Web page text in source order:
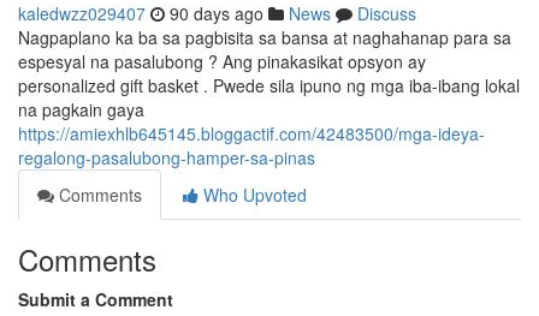
kaledwzz029407 90 days ago News
Discuss
Nagpaplano ka ba sa pagbisita sa bansa at naghahanap para sa
espesyal na pasalubong ? Ang pinakasikat opsyon ay
personalized gift basket . Pwede sila ipuno ng mga iba-ibang lokal
na pagkain gaya
https://amiexhlb645145.bloggactif.com/42483500/mga-ideya-
regalong-pasalubong-hamper-sa-pinas
Comments
Who Upvoted
Comments
Submit a Comment